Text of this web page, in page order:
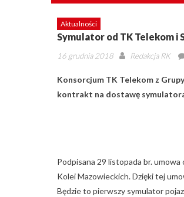
Aktualności
Symulator od TK Telekom i
Posted
16 grudnia 2018 Author
Redakcja RK
Konsorcjum TK Telekom z
kontrakt na dostawę
Podpisana 29 listopada br.
Kolei Mazowieckich. Dzięki tej
Będzie to pierwszy symulator